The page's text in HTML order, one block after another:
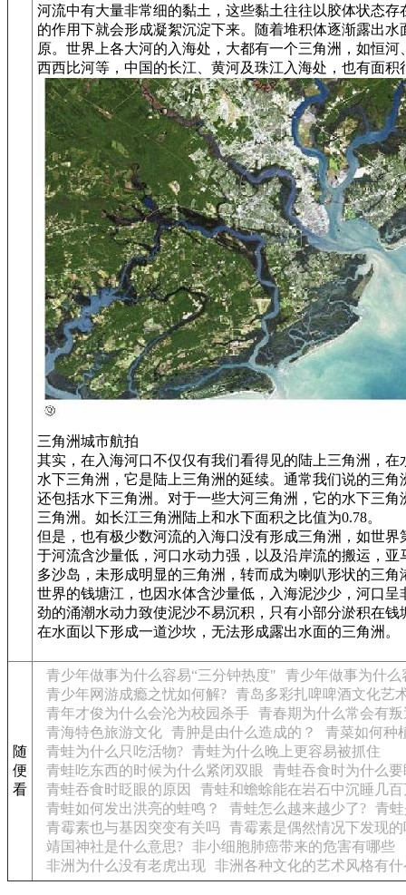
河流中有大量非常细的黏土，这些黏土往往以胶体状态存
的作用下就会形成凝絮沉淀下来。随着堆积体逐渐露出水
原。世界上各大河的入海处，大都有一个三角洲，如恒河
西西比河等，中国的长江、黄河及珠江入海处，也有面积
三角洲城市航拍
其实，在入海河口不仅仅有我们看得见的陆上三角洲，在
水下三角洲，它是陆上三角洲的延续。通常我们说的三角
还包括水下三角洲。对于一些大河三角洲，它的水下三角
三角洲。如长江三角洲陆上和水下面积之比值为0.78。
但是，也有极少数河流的入海口没有形成三角洲，如世界
于河流含沙量低，河口水动力强，以及沿岸流的搬运，亚
多沙岛，未形成明显的三角洲，转而成为喇叭形状的三角
世界的钱塘江，也因水体含沙量低，入海泥沙少，河口呈
劲的涌潮水动力致使泥沙不易沉积，只有小部分淤积在钱
在水面以下形成一道沙坎，无法形成露出水面的三角洲。
随
便
看
青少年做事为什么容易“三分钟热度"
青少年做事为什么
青少年网游成瘾之忧如何解? 青岛多彩扎啤啤酒文化艺
青年才俊为什么会沦为校园杀手 青春期为什么常会有
青海特色旅游文化 青肿是由什么造成的？
青菜如何种
青蛙为什么只吃活物? 青蛙为什么晚上更容易被抓住
青蛙吃东西的时候为什么紧闭双眼
青蛙吞食时为什么要
青蛙吞食时眨眼的原因
青蛙和蟾蜍能在岩石中沉睡几百
青蛙如何发出洪亮的蛙鸣？
青蛙怎么越来越少了? 青
青霉素也与基因突变有关吗 青霉素是偶然情况下发现
靖国神社是什么意思? 非小细胞肺癌带来的危害有哪些
非洲为什么没有老虎出现 非洲各种文化的艺术风格有